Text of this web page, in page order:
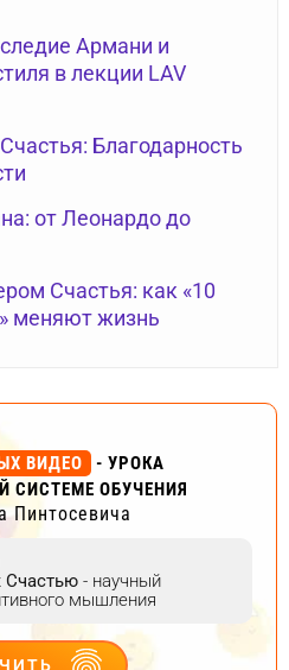
Армани и
в лекции LAV
Благодарность
от Леонардо до
Счастья: как «10
меняют жизнь
ВИДЕО
- УРОКА
СИСТЕМЕ ОБУЧЕНИЯ
Пинтосевича
Счастью - научный
мышления